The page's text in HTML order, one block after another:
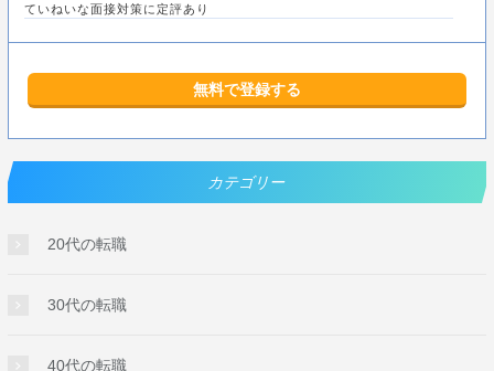
ていねいな面接対策に定評あり
無料で登録する
カテゴリー
20代の転職
30代の転職
40代の転職